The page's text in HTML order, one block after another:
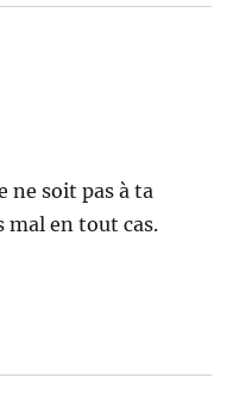
ne soit pas à ta
mal en tout cas.